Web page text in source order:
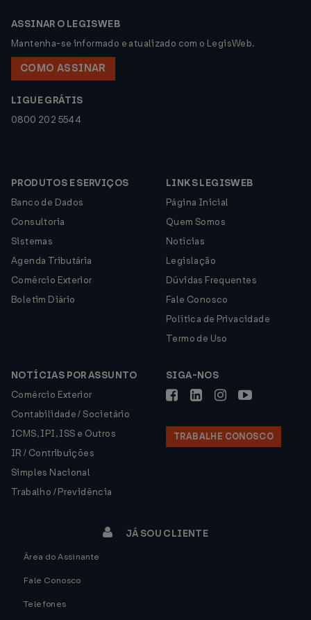
ASSINAR O LEGISWEB
Mantenha-se informado e atualizado com o LegisWeb.
COMO ASSINAR
LIGUE GRÁTIS
0800 202 5544
PRODUTOS E SERVIÇOS
Banco de Dados
Consultoria
Sistemas
Agenda Tributária
Comércio Exterior
Boletim Diário
LINKS LEGISWEB
Página Inicial
Quem Somos
Notícias
Legislação
Dúvidas Frequentes
Fale Conosco
Política de Privacidade
Termo de Uso
NOTÍCIAS POR ASSUNTO
Comércio Exterior
Contabilidade / Societário
ICMS, IPI, ISS e Outros
IR / Contribuições
Simples Nacional
Trabalho / Previdência
SIGA-NOS
TRABALHE CONOSCO
JÁ SOU CLIENTE
Área do Assinante
Fale Conosco
Telefones